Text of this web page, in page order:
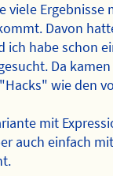
viele Ergebnisse
Davon
ich habe schon
Da
wie den
mit
auch einfach mit